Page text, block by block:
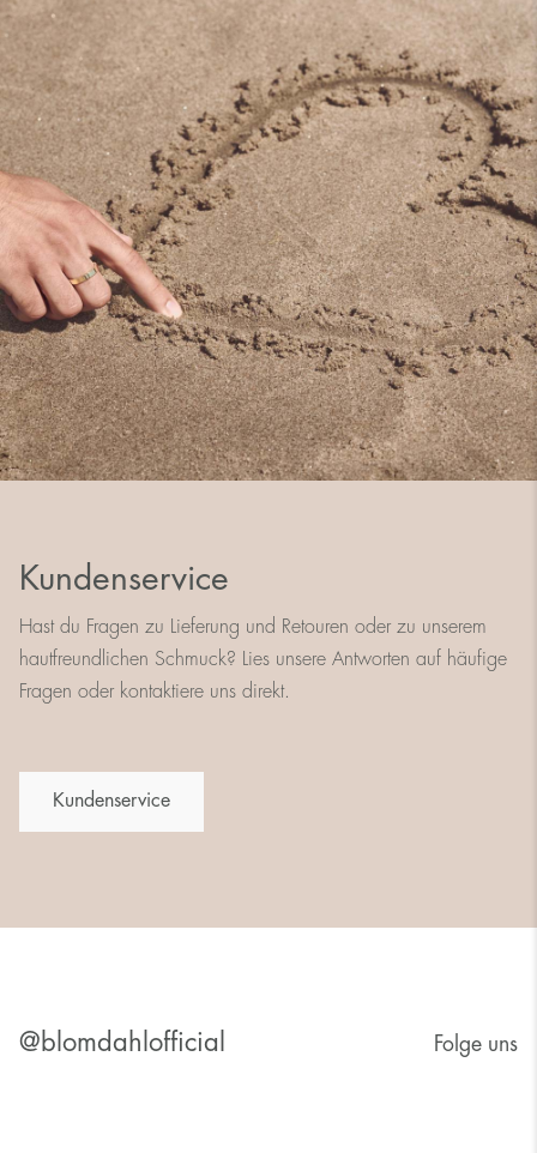
Kundenservice
Hast du Fragen zu Lieferung und Retouren oder zu unserem
hautfreundlichen Schmuck? Lies unsere Antworten auf häufige
Fragen oder kontaktiere uns direkt.
Kundenservice
@blomdahlofficial Folge uns